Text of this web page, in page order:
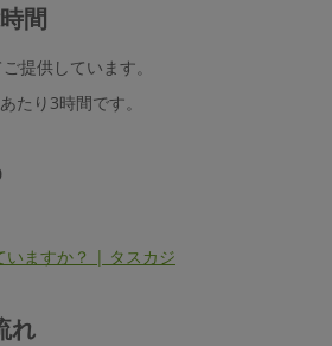
間
提供しています。
たり3時間です。
いますか？ | タスカジ
れ